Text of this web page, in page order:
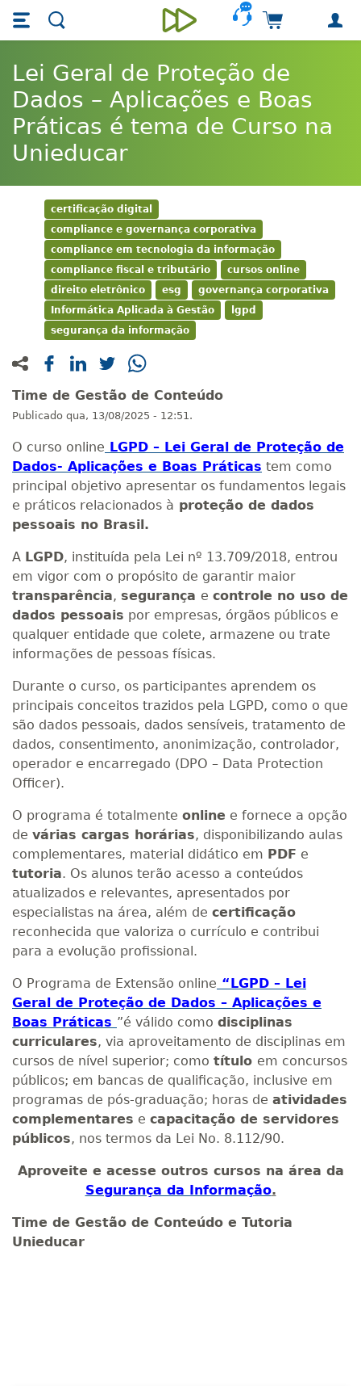
Skip main navigation
Skip to main content
Unieducar
Carrinho de
Lei Geral de Proteção de
Dados – Aplicações e Boas
Práticas é tema de Curso na
Unieducar
certificação digital
compliance e governança corporativa
compliance em tecnologia da informação
compliance fiscal e tributário
cursos online
direito eletrônico
esg
governança corporativa
Informática Aplicada à Gestão
lgpd
segurança da informação
Time de Gestão de Conteúdo
Publicado qua, 13/08/2025 - 12:51.
O curso online LGPD – Lei Geral de Proteção de
Dados- Aplicações e Boas Práticas tem como
principal objetivo apresentar os fundamentos legais
e práticos relacionados à proteção de dados
pessoais no Brasil.
A LGPD, instituída pela Lei nº 13.709/2018, entrou
em vigor com o propósito de garantir maior
transparência, segurança e controle no uso de
dados pessoais por empresas, órgãos públicos e
qualquer entidade que colete, armazene ou trate
informações de pessoas físicas.
Durante o curso, os participantes aprendem os
principais conceitos trazidos pela LGPD, como o que
são dados pessoais, dados sensíveis, tratamento de
dados, consentimento, anonimização, controlador,
operador e encarregado (DPO – Data Protection
Officer).
O programa é totalmente online e fornece a opção
de várias cargas horárias, disponibilizando aulas
complementares, material didático em PDF e
tutoria. Os alunos terão acesso a conteúdos
atualizados e relevantes, apresentados por
especialistas na área, além de certificação
reconhecida que valoriza o currículo e contribui
para a evolução profissional.
O Programa de Extensão online “LGPD – Lei
Geral de Proteção de Dados – Aplicações e
Boas Práticas ”é válido como disciplinas
curriculares, via aproveitamento de disciplinas em
cursos de nível superior; como título em concursos
públicos; em bancas de qualificação, inclusive em
programas de pós-graduação; horas de atividades
complementares e capacitação de servidores
públicos, nos termos da Lei No. 8.112/90.
Aproveite e acesse outros cursos na área da
Segurança da Informação.
Time de Gestão de Conteúdo e Tutoria
Unieducar